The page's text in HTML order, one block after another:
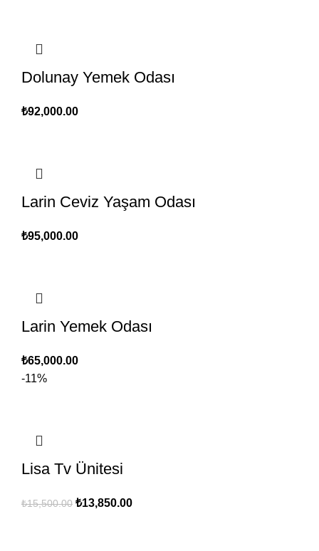
Dolunay Yemek Odası
₺92,000.00
Larin Ceviz Yaşam Odası
₺95,000.00
Larin Yemek Odası
₺65,000.00
-11%
Lisa Tv Ünitesi
₺15,500.00 Orijinal
₺13,850.00Şu